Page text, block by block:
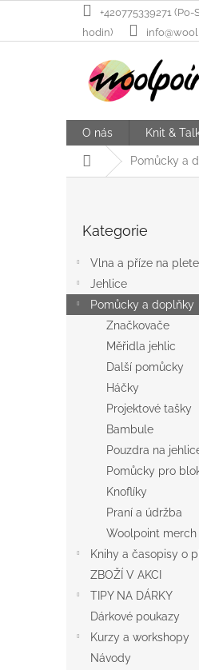
+420775339271 (Po-
hodin)
O nás Knit &
Domů Pomůcky a
n
kategorie
Kategorie
Vlna a příze na
Jehlice
Pomůcky a doplňky
Značkovače
Měřidla jehlic
Další pomůcky
Háčky
Projektové tašky
Bambule
Pouzdra na
Pomůcky pro
Knoflíky
Praní a údržba
Woolpoint merch
Knihy a časopisy o
ZBOŽÍ V AKCI
TIPY NA DÁRKY
Dárkové poukazy
Kurzy a workshopy
Návody